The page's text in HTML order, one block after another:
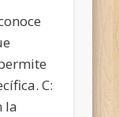
C:
la